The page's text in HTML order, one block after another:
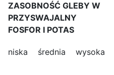
ZASOBNOŚĆ GLEBY W
PRZYSWAJALNY
FOSFOR I POTAS
niska średnia wysoka